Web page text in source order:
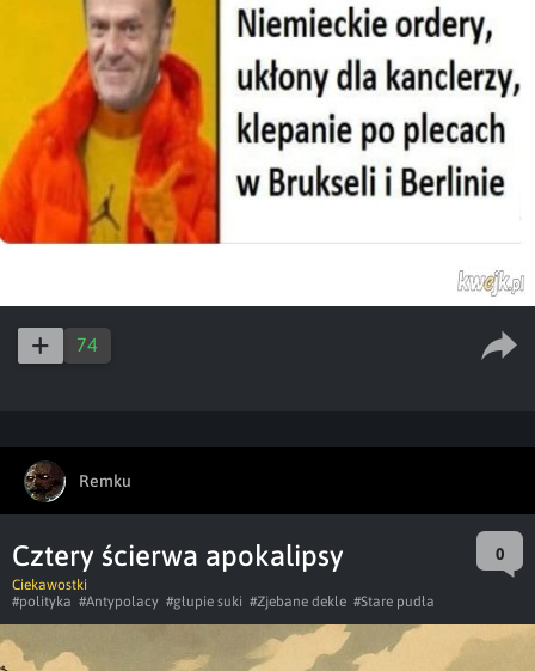
74
Remku
Cztery ścierwa apokalipsy 0
Ciekawostki
#polityka #Antypolacy #głupie suki #Zjebane dekle #Stare pudła